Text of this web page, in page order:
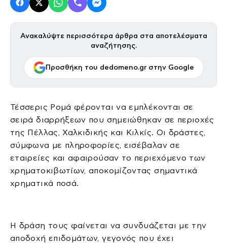
Ανακαλύψτε περισσότερα άρθρα στα αποτελέσματα
αναζήτησης.
Προσθήκη του dedomeno.gr στην Google
Τέσσερις Ρομά φέρονται να εμπλέκονται σε
σειρά διαρρήξεων που σημειώθηκαν σε περιοχές
της Πέλλας, Χαλκιδικής και Κιλκίς. Οι δράστες,
σύμφωνα με πληροφορίες, εισέβαλαν σε
εταιρείες και αφαιρούσαν το περιεχόμενο των
χρηματοκιβωτίων, αποκομίζοντας σημαντικά
χρηματικά ποσά.
Η δράση τους φαίνεται να συνδυάζεται με την
αποδοχή επιδομάτων, γεγονός που έχει